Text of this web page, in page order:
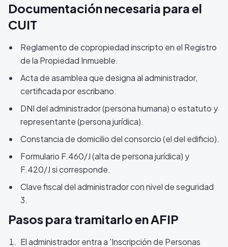
Documentación necesaria para el
CUIT
Reglamento de copropiedad inscripto en el Registro
de la Propiedad Inmueble.
Acta de asamblea que designa al administrador,
certificada por escribano.
DNI del administrador (persona humana) o estatuto y
representante (persona jurídica).
Constancia de domicilio del consorcio (el del edificio).
Formulario F.460/J (alta de persona jurídica) y
F.420/J si corresponde.
Clave fiscal del administrador con nivel de seguridad
3.
Pasos para tramitarlo en AFIP
El administrador entra a 'Inscripción de Personas